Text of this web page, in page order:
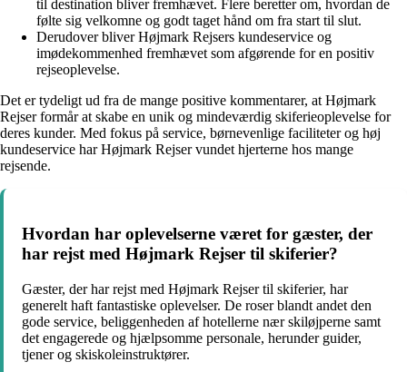
til destination bliver fremhævet. Flere beretter om, hvordan de
følte sig velkomne og godt taget hånd om fra start til slut.
Derudover bliver Højmark Rejsers kundeservice og
imødekommenhed fremhævet som afgørende for en positiv
rejseoplevelse.
Det er tydeligt ud fra de mange positive kommentarer, at Højmark
Rejser formår at skabe en unik og mindeværdig skiferieoplevelse for
deres kunder. Med fokus på service, børnevenlige faciliteter og høj
kundeservice har Højmark Rejser vundet hjerterne hos mange
rejsende.
Hvordan har oplevelserne været for gæster, der
har rejst med Højmark Rejser til skiferier?
Gæster, der har rejst med Højmark Rejser til skiferier, har
generelt haft fantastiske oplevelser. De roser blandt andet den
gode service, beliggenheden af hotellerne nær skiløjperne samt
det engagerede og hjælpsomme personale, herunder guider,
tjener og skiskoleinstruktører.